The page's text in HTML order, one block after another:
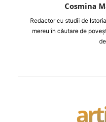
Cosmina
Redactor cu studii de
mereu în căutare de